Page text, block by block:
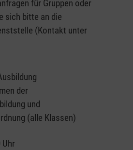
für Gruppen oder
sich bitte an die
(Kontakt unter
der
und
(alle Klassen)
Uhr